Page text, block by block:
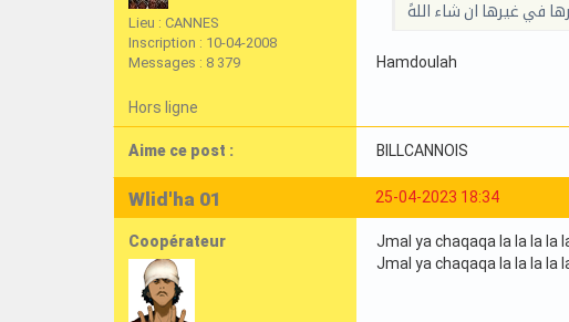
Lieu : CANNES
Inscription : 10-04-2008
Messages : 8 379
في غيرها ان شاء اللهً
Hamdoulah
Hors ligne
Aime ce post : BILLCANNOIS
25-04-2023 18:34
Wlid'ha 01
Coopérateur
Jmal ya chaqaqa la la la la
Jmal ya chaqaqa la la la la